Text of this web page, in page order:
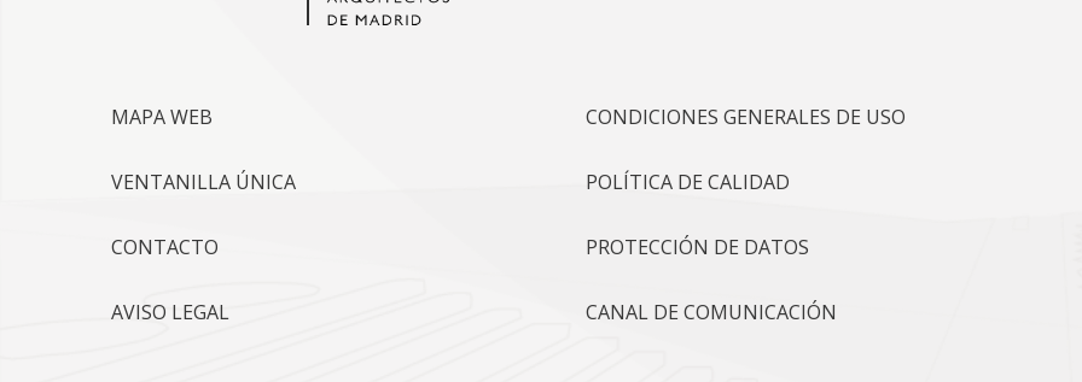
MAPA WEB
VENTANILLA ÚNICA
CONTACTO
AVISO LEGAL
CONDICIONES GENERALES DE USO
POLÍTICA DE CALIDAD
PROTECCIÓN DE DATOS
CANAL DE COMUNICACIÓN